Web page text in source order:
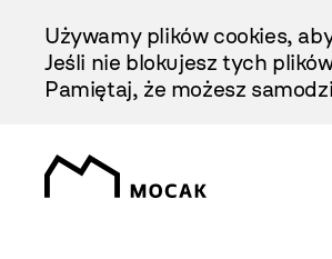
Treści
Używamy plików cookies,
Jeśli nie blokujesz tych
Pamiętaj, że możesz